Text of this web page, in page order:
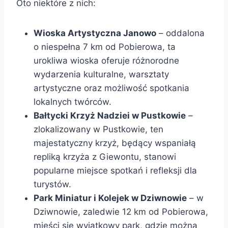
Oto niektóre z nich:
Wioska Artystyczna Janowo – oddalona
o niespełna 7 km od Pobierowa, ta
urokliwa wioska oferuje różnorodne
wydarzenia kulturalne, warsztaty
artystyczne oraz możliwość spotkania
lokalnych twórców.
Bałtycki Krzyż Nadziei w Pustkowie –
zlokalizowany w Pustkowie, ten
majestatyczny krzyż, będący wspaniałą
repliką krzyża z Giewontu, stanowi
popularne miejsce spotkań i refleksji dla
turystów.
Park Miniatur i Kolejek w Dziwnowie – w
Dziwnowie, zaledwie 12 km od Pobierowa,
mieści się wyjątkowy park, gdzie można